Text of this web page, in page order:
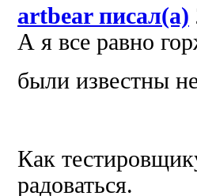
artbear писал(а)
А я все равно
были известны
Как
радоваться.